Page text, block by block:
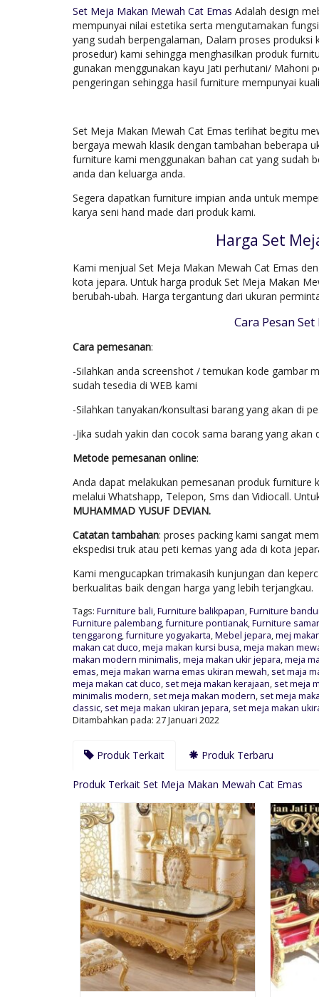
Set Meja Makan Mewah Cat Emas Adalah design
mempunyai nilai estetika serta mengutamakan
yang sudah berpengalaman, Dalam proses
prosedur) kami sehingga menghasilkan produk
gunakan menggunakan kayu Jati perhutani/ Mahoni
pengeringan sehingga hasil furniture mempunyai
Set Meja Makan Mewah Cat Emas terlihat begitu
bergaya mewah klasik dengan tambahan beberapa
furniture kami menggunakan bahan cat yang sudah
anda dan keluarga anda.
Segera dapatkan furniture impian anda untuk
karya seni hand made dari produk kami.
Harga Set
Kami menjual Set Meja Makan Mewah Cat Emas
kota jepara. Untuk harga produk Set Meja Makan
berubah-ubah. Harga tergantung dari ukuran
Cara Pesan
Cara pemesanan:
-Silahkan anda screenshot / temukan kode gambar
sudah tesedia di WEB kami
-Silahkan tanyakan/konsultasi barang yang akan di
-Jika sudah yakin dan cocok sama barang yang
Metode pemesanan online:
Anda dapat melakukan pemesanan produk
melalui Whatshapp, Telepon, Sms dan Vidiocall.
MUHAMMAD YUSUF DEVIAN.
Catatan tambahan: proses packing kami sangat
ekspedisi truk atau peti kemas yang ada di kota
Kami mengucapkan trimakasih kunjungan dan
berkualitas baik dengan harga yang lebih terjangkau.
Tags: Furniture bali,Furniture balikpapan,Furniture
Furniture palembang,furniture pontianak,Furniture
tenggarong,furniture yogyakarta,Mebel jepara,mej
makan cat duco,meja makan kursi busa,meja makan
makan modern minimalis,meja makan ukir jepara,meja
emas,meja makan warna emas ukiran mewah, set maja
meja makan cat duco, set meja makan kerajaan, set meja
minimalis modern, set meja makan modern, set meja
classic, set meja makan ukiran jepara, set meja makan
Ditambahkan pada: 27 Januari 2022
Produk Terkait Produk Terbaru
Produk Terkait Set Meja Makan Mewah Cat Emas